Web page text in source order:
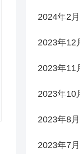
2024年2月
2023年12
2023年11
2023年10
2023年8月
2023年7月